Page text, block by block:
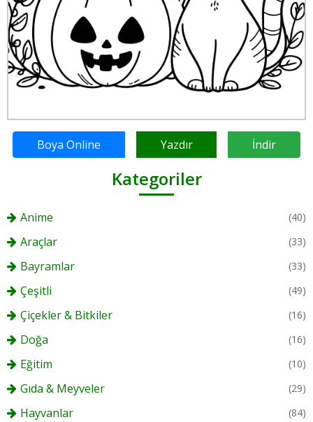
Boya Online Yazdır İndir
Kategoriler
Anime (40)
Araçlar (33)
Bayramlar (33)
Çeşitli (49)
Çiçekler & Bitkiler (16)
Doğa (16)
Eğitim (10)
Gıda & Meyveler (29)
Hayvanlar (84)